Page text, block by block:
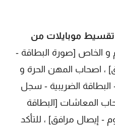
تقسيط موبايلات من
و الخاص [صورة البطاقة -
، اصحاب المهن الحرة و
البطاقة الضريبية - سجل
المعاشات [البطاقة
إيصال مرافق] ، للتأكد